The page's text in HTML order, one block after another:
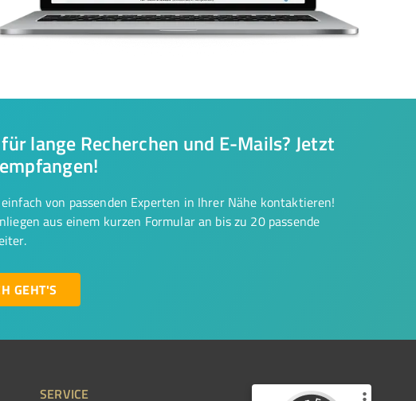
lange Recherchen und E-Mails? Jetzt
einfach von passenden Experten in Ihrer Nähe kontaktieren!
aus einem kurzen Formular an bis zu 20 passende
GEHT'S
SERVICE